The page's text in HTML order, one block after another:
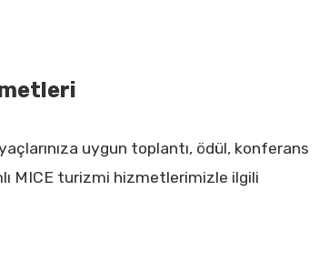
uygun toplantı, ödül, konferans
MICE turizmi hizmetlerimizle ilgili